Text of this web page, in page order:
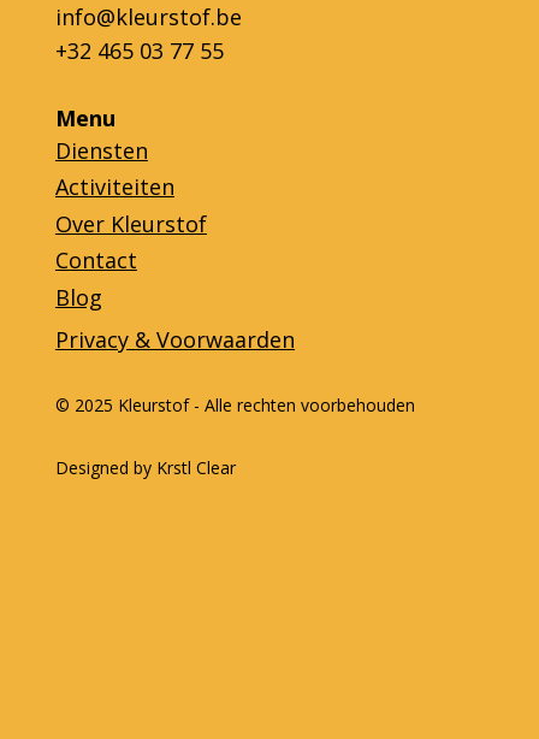
info@kleurstof.be
+32 465 03 77 55
Menu
Diensten
Activiteiten
Over Kleurstof
Contact
Blog
Privacy & Voorwaarden
© 2025 Kleurstof - Alle rechten voorbehouden
Designed by Krstl Clear